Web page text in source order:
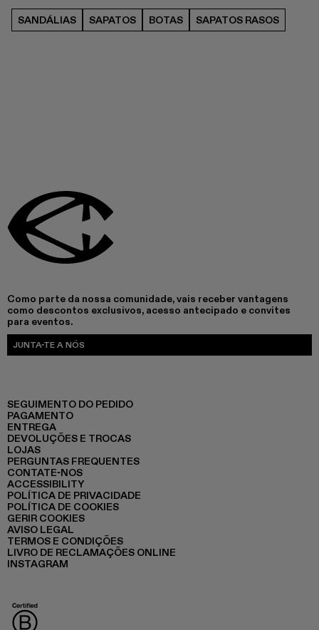
SANDÁLIAS SAPATOS BOTAS SAPATOS RASOS
Como parte da nossa comunidade, vais receber vantagens
como descontos exclusivos, acesso antecipado e convites
para eventos.
JUNTA-TE A NÓS
SEGUIMENTO DO PEDIDO
PAGAMENTO
ENTREGA
DEVOLUÇÕES E TROCAS
LOJAS
PERGUNTAS FREQUENTES
CONTATE-NOS
ACCESSIBILITY
POLÍTICA DE PRIVACIDADE
POLÍTICA DE COOKIES
GERIR COOKIES
AVISO LEGAL
TERMOS E CONDIÇÕES
LIVRO DE RECLAMAÇÕES ONLINE
INSTAGRAM